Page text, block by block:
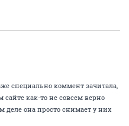
специально коммент зачитала,
сайте как-то не совсем верно
она просто снимает у них